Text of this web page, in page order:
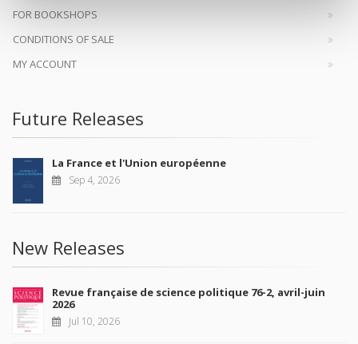
FOR BOOKSHOPS
CONDITIONS OF SALE
MY ACCOUNT
Future Releases
La France et l'Union européenne
Sep 4, 2026
New Releases
Revue française de science politique 76-2, avril-juin
2026
Jul 10, 2026